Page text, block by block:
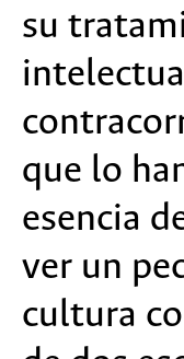
su
que lo
esencia
ver un
cultura